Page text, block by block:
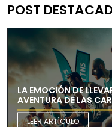
POST
LA EMOCIÓN DE
AVENTURA DE LAS
LEER ARTÍCULO